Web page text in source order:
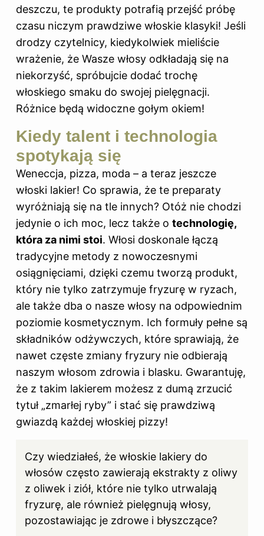
deszczu, te produkty potrafią przejść próbę
czasu niczym prawdziwe włoskie klasyki! Jeśli
drodzy czytelnicy, kiedykolwiek mieliście
wrażenie, że Wasze włosy odkładają się na
niekorzyść, spróbujcie dodać trochę
włoskiego smaku do swojej pielęgnacji.
Różnice będą widoczne gołym okiem!
Kiedy talent i technologia
spotykają się
Weneccja, pizza, moda – a teraz jeszcze
włoski lakier! Co sprawia, że te preparaty
wyróżniają się na tle innych? Otóż nie chodzi
jedynie o ich moc, lecz także o technologię,
która za nimi stoi. Włosi doskonale łączą
tradycyjne metody z nowoczesnymi
osiągnięciami, dzięki czemu tworzą produkt,
który nie tylko zatrzymuje fryzurę w ryzach,
ale także dba o nasze włosy na odpowiednim
poziomie kosmetycznym. Ich formuły pełne są
składników odżywczych, które sprawiają, że
nawet częste zmiany fryzury nie odbierają
naszym włosom zdrowia i blasku. Gwarantuję,
że z takim lakierem możesz z dumą zrzucić
tytuł „zmarłej ryby” i stać się prawdziwą
gwiazdą każdej włoskiej pizzy!
Czy wiedziałeś, że włoskie lakiery do
włosów często zawierają ekstrakty z oliwy
z oliwek i ziół, które nie tylko utrwalają
fryzurę, ale również pielęgnują włosy,
pozostawiając je zdrowe i błyszczące?